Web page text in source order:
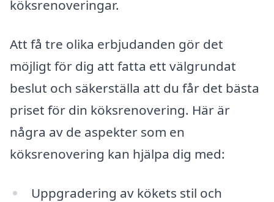
köksrenoveringar.
Att få tre olika erbjudanden gör det
möjligt för dig att fatta ett välgrundat
beslut och säkerställa att du får det bästa
priset för din köksrenovering. Här är
några av de aspekter som en
köksrenovering kan hjälpa dig med:
Uppgradering av kökets stil och